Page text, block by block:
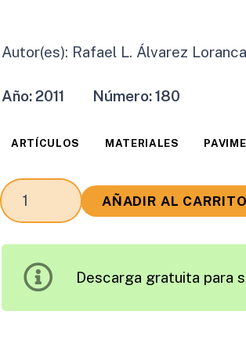
Autor(es): Rafael L. Álvarez Loranca
Año:2011 Número:180
ARTÍCULOS MATERIALES
Variación
de
con
AÑADIR AL CARRITO
Descarga gratuita para